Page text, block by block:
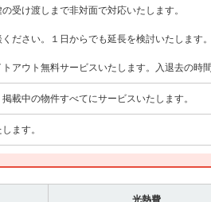
受け渡しまで非対面で対応いたします。
ださい。１日からでも延長を検討いたします。
アウト無料サービスいたします。入退去の時間
載中の物件すべてにサービスいたします。
ます。
光熱費